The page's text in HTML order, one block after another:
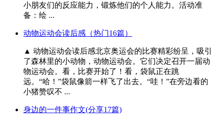
小朋友们的反应能力，锻炼他们的个人能力。活动准
备：绘 ...
动物运动会读后感（热门16篇）
▲ 动物运动会读后感北京奥运会的比赛精彩纷呈，吸引
了森林里的小动物，动物运动会。它们决定召开一届动
物运动会。看，比赛开始了！看，袋鼠正在跳
远。“哈！”袋鼠像箭一样飞了出去。“哇！”在旁边看的
小猪赞叹不 ...
身边的一件事作文(分享17篇)